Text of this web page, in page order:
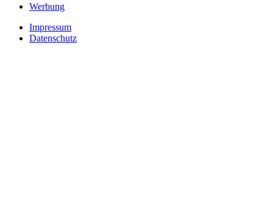
Werbung
Impressum
Datenschutz